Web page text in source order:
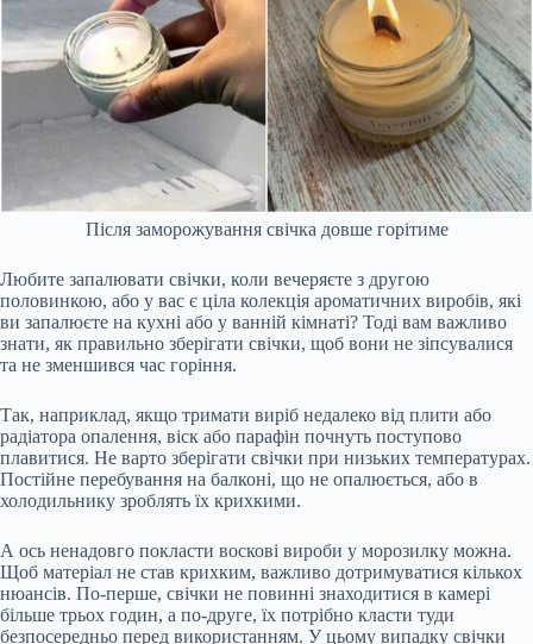
Після заморожування свічка довше горітиме
Любите запалювати свічки, коли вечеряєте з другою
половинкою, або у вас є ціла колекція ароматичних виробів, які
ви запалюєте на кухні або у ванній кімнаті? Тоді вам важливо
знати, як правильно зберігати свічки, щоб вони не зіпсувалися
та не зменшився час горіння.
Так, наприклад, якщо тримати виріб недалеко від плити або
радіатора опалення, віск або парафін почнуть поступово
плавитися. Не варто зберігати свічки при низьких температурах.
Постійне перебування на балконі, що не опалюється, або в
холодильнику зроблять їх крихкими.
А ось ненадовго покласти воскові вироби у морозилку можна.
Щоб матеріал не став крихким, важливо дотримуватися кількох
нюансів. По-перше, свічки не повинні знаходитися в камері
більше трьох годин, а по-друге, їх потрібно класти туди
безпосередньо перед використанням. У цьому випадку свічки